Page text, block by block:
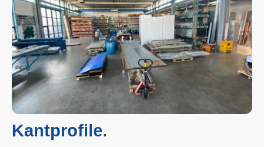
Kantprofile.